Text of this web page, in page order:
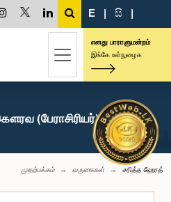
E | සි |
எனது பாராளுமன்றம்
இங்கே உள்நுழைக
(பேராசிரியர்) சரித்த
முதற்பக்கம் வருகைகள் சரித்த ஹேரத்